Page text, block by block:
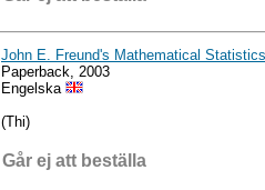
John E. Freund's Mathematical
Paperback, 2003
Engelska
(Thi)
Går ej att beställa